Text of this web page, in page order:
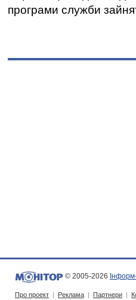
програми служби
© 2005-2026
Про проект | Реклама | Партнери |